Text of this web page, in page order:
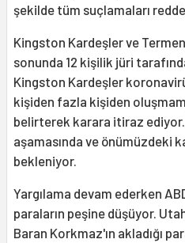
şekilde tüm suçlamaları
Kingston Kardeşler ve
sonunda 12 kişilik jüri
Kingston Kardeşler
kişiden fazla kişiden
belirterek karara itiraz
aşamasında ve önümüzdeki
bekleniyor.
Yargılama devam ederken
paraların peşine düşüyor.
Baran Korkmaz'ın akladığı